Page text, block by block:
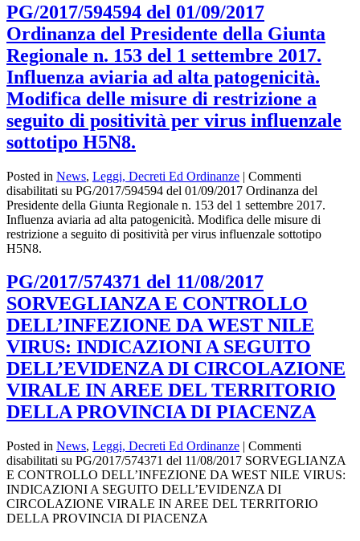
PG/2017/594594 del 01/09/2017
Ordinanza del Presidente della Giunta
Regionale n. 153 del 1 settembre 2017.
Influenza aviaria ad alta patogenicità.
Modifica delle misure di restrizione a
seguito di positività per virus influenzale
sottotipo H5N8.
Posted in News, Leggi, Decreti Ed Ordinanze | Commenti
disabilitati su PG/2017/594594 del 01/09/2017 Ordinanza del
Presidente della Giunta Regionale n. 153 del 1 settembre 2017.
Influenza aviaria ad alta patogenicità. Modifica delle misure di
restrizione a seguito di positività per virus influenzale sottotipo
H5N8.
PG/2017/574371 del 11/08/2017
SORVEGLIANZA E CONTROLLO
DELL’INFEZIONE DA WEST NILE
VIRUS: INDICAZIONI A SEGUITO
DELL’EVIDENZA DI CIRCOLAZIONE
VIRALE IN AREE DEL TERRITORIO
DELLA PROVINCIA DI PIACENZA
Posted in News, Leggi, Decreti Ed Ordinanze | Commenti
disabilitati su PG/2017/574371 del 11/08/2017 SORVEGLIANZA
E CONTROLLO DELL’INFEZIONE DA WEST NILE VIRUS:
INDICAZIONI A SEGUITO DELL’EVIDENZA DI
CIRCOLAZIONE VIRALE IN AREE DEL TERRITORIO
DELLA PROVINCIA DI PIACENZA